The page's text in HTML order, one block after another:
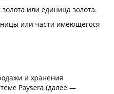
или единица золота.
или части имеющегося
и хранения
Paysera (далее —